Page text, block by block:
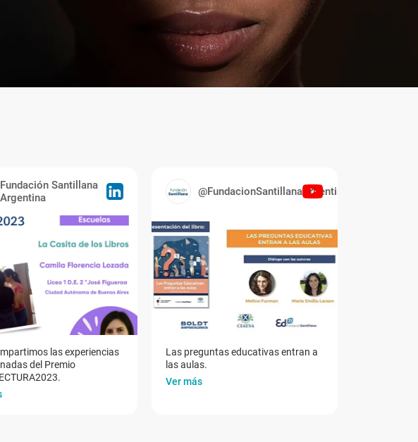
Fundación Santillana
Argentina
las experiencias
del Premio
@FundacionSantillanaArgentina
Las preguntas educativas entran a
las aulas.
Ver más